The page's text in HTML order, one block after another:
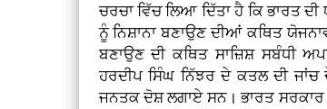
ਚਰਚਾ ਵਿੱਚ ਲਿਆ ਦਿੱਤਾ ਹੈ ਕਿ ਭਾਰਤ
ਨੂੰ ਨਿਸ਼ਾਨਾ ਬਣਾਉਣ ਦੀਆਂ ਕਥਿਤ
ਬਣਾਉਣ ਦੀ ਕਥਿਤ ਸਾਜ਼ਿਸ਼ ਸਬੰਧੀ
ਹਰਦੀਪ ਸਿੰਘ ਨਿੱਝਰ ਦੇ ਕਤਲ ਦੀ ਜਾਂਚ
ਜਨਤਕ ਦੋਸ਼ ਲਗਾਏ ਸਨ। ਭਾਰਤ ਸਰਕਾਰ